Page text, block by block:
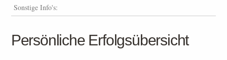
Sonstige Info's:
Persönliche Erfolgsübersicht